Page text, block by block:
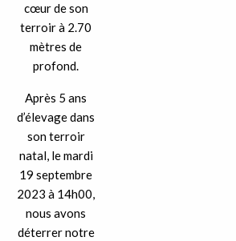
cœur de son
terroir à 2.70
mètres de
profond.
Après 5 ans
d’élevage dans
son terroir
natal, le mardi
19 septembre
2023 à 14h00,
nous avons
déterrer notre